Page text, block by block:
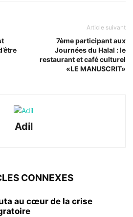
Article suivant
7ème participant aux
Journées du Halal : le
restaurant et café culturel
«LE MANUSCRIT»
Adil
CONNEXES
au cœur de la crise